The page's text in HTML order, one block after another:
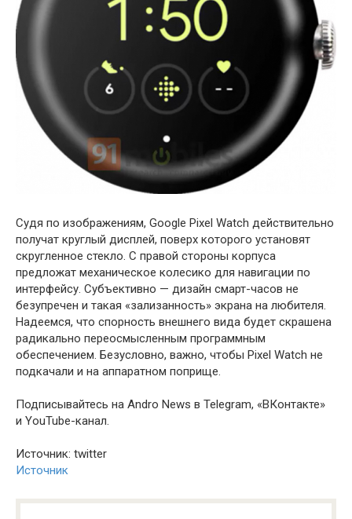
Судя по изображениям, Google Pixel Watch действительно
получат круглый дисплей, поверх которого установят
скругленное стекло. С правой стороны корпуса
предложат механическое колесико для навигации по
интерфейсу. Субъективно — дизайн смарт-часов не
безупречен и такая «зализанность» экрана на любителя.
Надеемся, что спорность внешнего вида будет скрашена
радикально переосмысленным программным
обеспечением. Безусловно, важно, чтобы Pixel Watch не
подкачали и на аппаратном поприще.
Подписывайтесь на Andro News в Telegram, «ВКонтакте»
и YouTube-канал .
Источник: twitter
Источник